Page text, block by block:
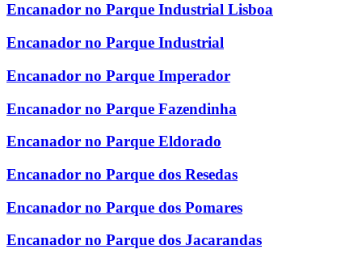
Encanador no Parque Industrial Lisboa
Encanador no Parque Industrial
Encanador no Parque Imperador
Encanador no Parque Fazendinha
Encanador no Parque Eldorado
Encanador no Parque dos Resedas
Encanador no Parque dos Pomares
Encanador no Parque dos Jacarandas